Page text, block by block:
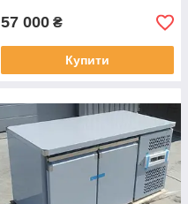
57 000 ₴
Купити